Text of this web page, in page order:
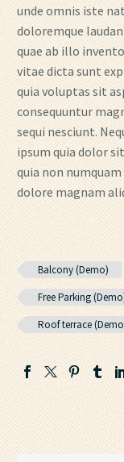
unde omnis iste
doloremque
quae ab illo
vitae dicta sunt
quia voluptas sit
consequuntur
sequi nesciunt.
ipsum quia dolor
quia non
dolore magnam
Balcony (Demo)
Free Parking
Roof terrace